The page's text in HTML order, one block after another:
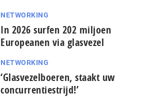
NETWORKING
In 2026 surfen 202 miljoen
Europeanen via glasvezel
NETWORKING
‘Glasvezelboeren, staakt uw
concurrentiestrijd!’